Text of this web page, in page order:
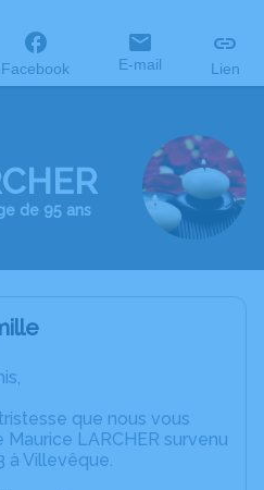
Facebook E-mail Lien
de 95 ans
que nous vous
LARCHER survenu
à Villevêque.